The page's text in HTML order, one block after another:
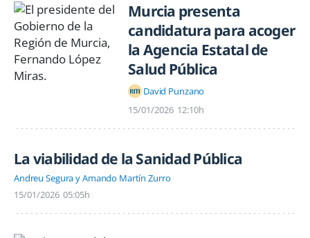
Murcia presenta
candidatura para acoger
la Agencia Estatal de
Salud Pública
David Punzano
15/01/2026 12:10h
La viabilidad de la Sanidad Pública
Andreu Segura y Amando Martín Zurro
15/01/2026 05:05h